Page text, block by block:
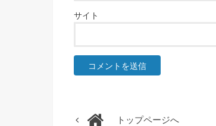
サイト
トップページへ